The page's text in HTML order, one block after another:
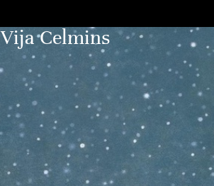
Vija Celmins